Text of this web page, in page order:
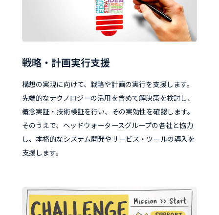
戦略・計画実行支援
構想の実現に向けて、戦略や計画の実行を支援します。
先端的なテクノロジーの活用を含めて解決策を検討し、
概念実証・技術検証を行い、その実効性を確認します。
そのうえで、ヘッドウォータースグループの各社と協力
し、本格的なシステム開発やサービス・ツールの導入を
支援します。